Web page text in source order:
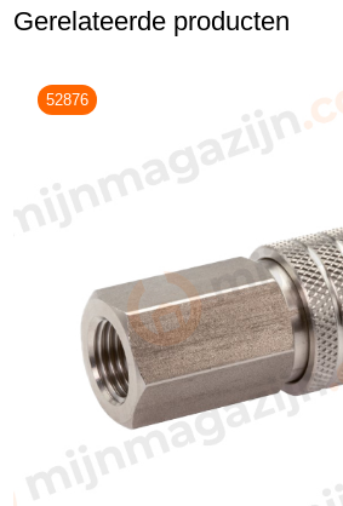
Gerelateerde producten
52876